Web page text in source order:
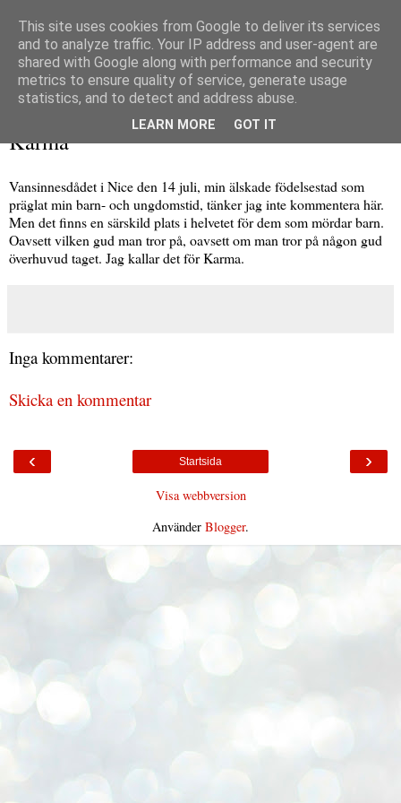
Karma
Vansinnesdådet i Nice den 14 juli, min älskade födelsestad som
präglat min barn- och ungdomstid, tänker jag inte kommentera här.
Men det finns en särskild plats i helvetet för dem som mördar barn.
Oavsett vilken gud man tror på, oavsett om man tror på någon gud
överhuvud taget. Jag kallar det för Karma.
Inga kommentarer:
Skicka en kommentar
‹ ›
Startsida
Visa webbversion
Använder Blogger.
This site uses cookies from Google to deliver its services
and to analyze traffic. Your IP address and user-agent are
shared with Google along with performance and security
metrics to ensure quality of service, generate usage
statistics, and to detect and address abuse.
LEARN MORE GOT IT